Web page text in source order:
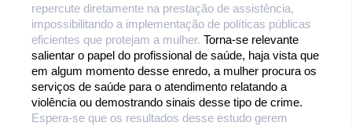
repercute diretamente na prestação de assistência,
impossibilitando a implementação de políticas públicas
eficientes que protejam a mulher. Torna-se relevante
salientar o papel do profissional de saúde, haja vista que
em algum momento desse enredo, a mulher procura os
serviços de saúde para o atendimento relatando a
violência ou demostrando sinais desse tipo de crime.
Espera-se que os resultados desse estudo gerem